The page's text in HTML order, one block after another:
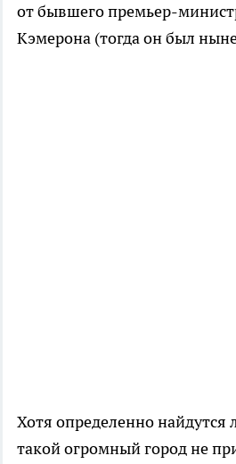
от бывшего премьер-
Кэмерона (тогда он был
Хотя определенно
такой огромный город не